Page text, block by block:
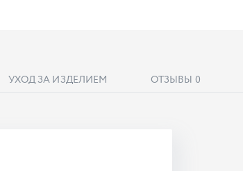
УХОД ЗА ИЗДЕЛИЕМ ОТЗЫВЫ 0